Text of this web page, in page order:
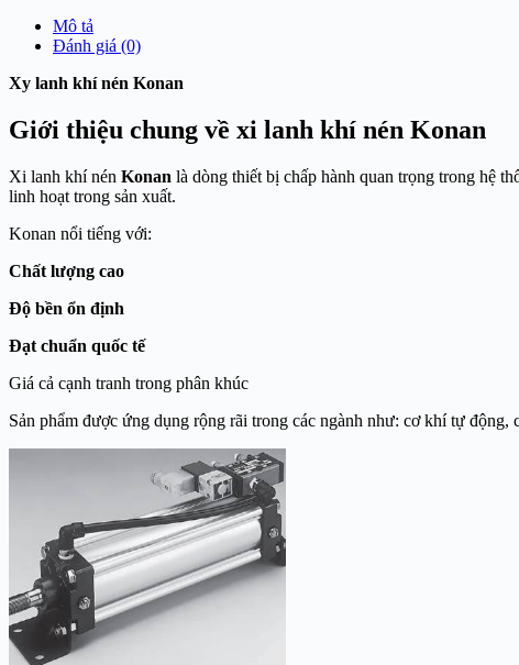
Mô tả
Đánh giá (0)
Xy lanh khí nén Konan
Giới thiệu chung về xi lanh khí nén Konan
Xi lanh khí nén Konan là dòng thiết bị chấp hành quan trọng trong hệ
linh hoạt trong sản xuất.
Konan nổi tiếng với:
Chất lượng cao
Độ bền ổn định
Đạt chuẩn quốc tế
Giá cả cạnh tranh trong phân khúc
Sản phẩm được ứng dụng rộng rãi trong các ngành như: cơ khí tự